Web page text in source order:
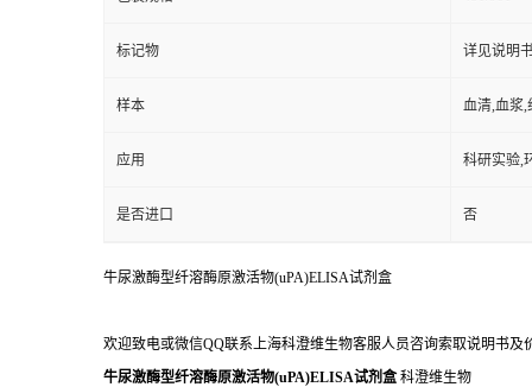
标记物 详见说明
样本 血清,血浆,
应用 科研实验,
是否进口 否
牛尿激酶型纤溶酶原激活物(uPA)ELISA试剂盒
欢迎致电或微信QQ联系上海科澄维生物客服人员咨询索取说明书及
牛尿激酶型纤溶酶原激活物(uPA)ELISA试剂盒 科澄维生物